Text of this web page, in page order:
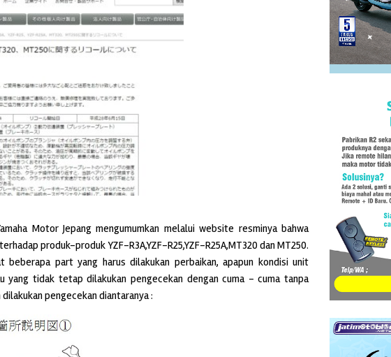
Motor Jepang mengumumkan melalui website resminya bahwa
produk-produk YZF-R3A,YZF-R25,YZF-R25A,MT320 dan MT250.
beberapa part yang harus dilakukan perbaikan, apapun kondisi unit
yang tidak tetap dilakukan pengecekan dengan cuma – cuma tanpa
pengecekan diantaranya :